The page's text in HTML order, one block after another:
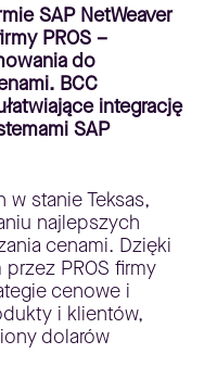
SAP NetWeaver
PROS –
do
BCC
integrację
SAP
w stanie Teksas,
najlepszych
cenami. Dzięki
PROS firmy
cenowe i
i klientów,
dolarów